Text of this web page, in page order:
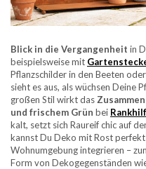
Blick in die Vergangenheit in
beispielsweise mit
Pflanzschilder in den Beeten oder
sieht es aus, als wüchsen Deine
großen Stil wirkt das
und frischem Grün bei
kalt, setzt sich Raureif chic auf
kannst Du Deko mit Rost
Wohnumgebung integrieren –
Form von Dekogegenständen